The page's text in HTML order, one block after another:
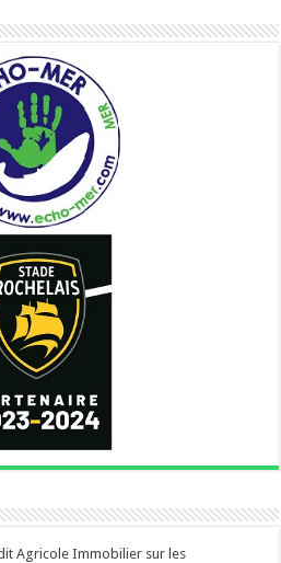
Agricole Immobilier sur les